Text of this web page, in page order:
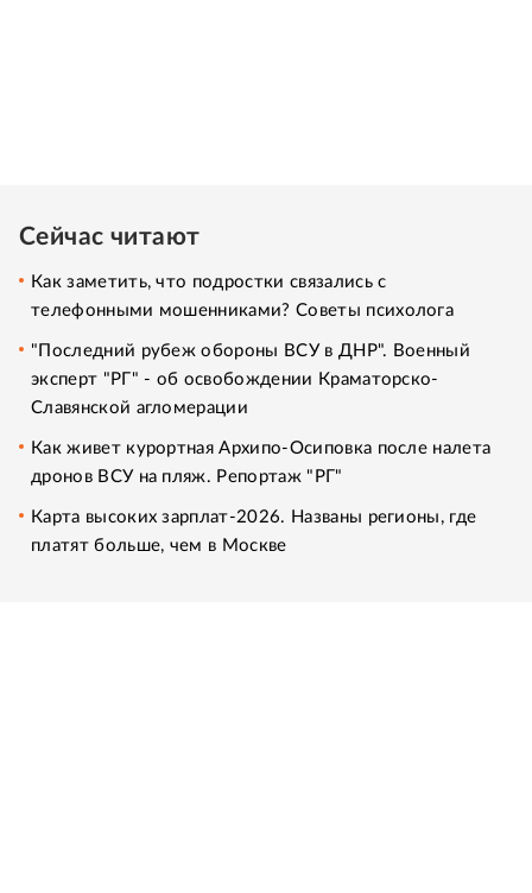
Сейчас читают
Как заметить, что подростки связались с
телефонными мошенниками? Советы психолога
"Последний рубеж обороны ВСУ в ДНР". Военный
эксперт "РГ" - об освобождении Краматорско-
Славянской агломерации
Как живет курортная Архипо-Осиповка после налета
дронов ВСУ на пляж. Репортаж "РГ"
Карта высоких зарплат-2026. Названы регионы, где
платят больше, чем в Москве